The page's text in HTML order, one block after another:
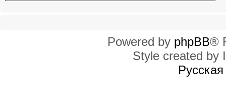
Powered by phpBB®
Style created by